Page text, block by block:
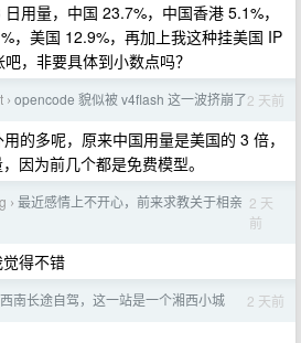
用量，中国 23.7%，中国香港 5.1%，
，美国 12.9%，再加上我这种挂美国 IP
，非要具体到小数点吗？
› opencode 貌似被 v4flash 这一波挤崩了2 天前
的多呢，原来中国用量是美国的 3 倍，
因为前几个都是免费模型。
› 最近感情上不开心，前来求教关于相亲 2 天
前
得不错
西南长途自驾，这一站是一个湘西小城 2 天前